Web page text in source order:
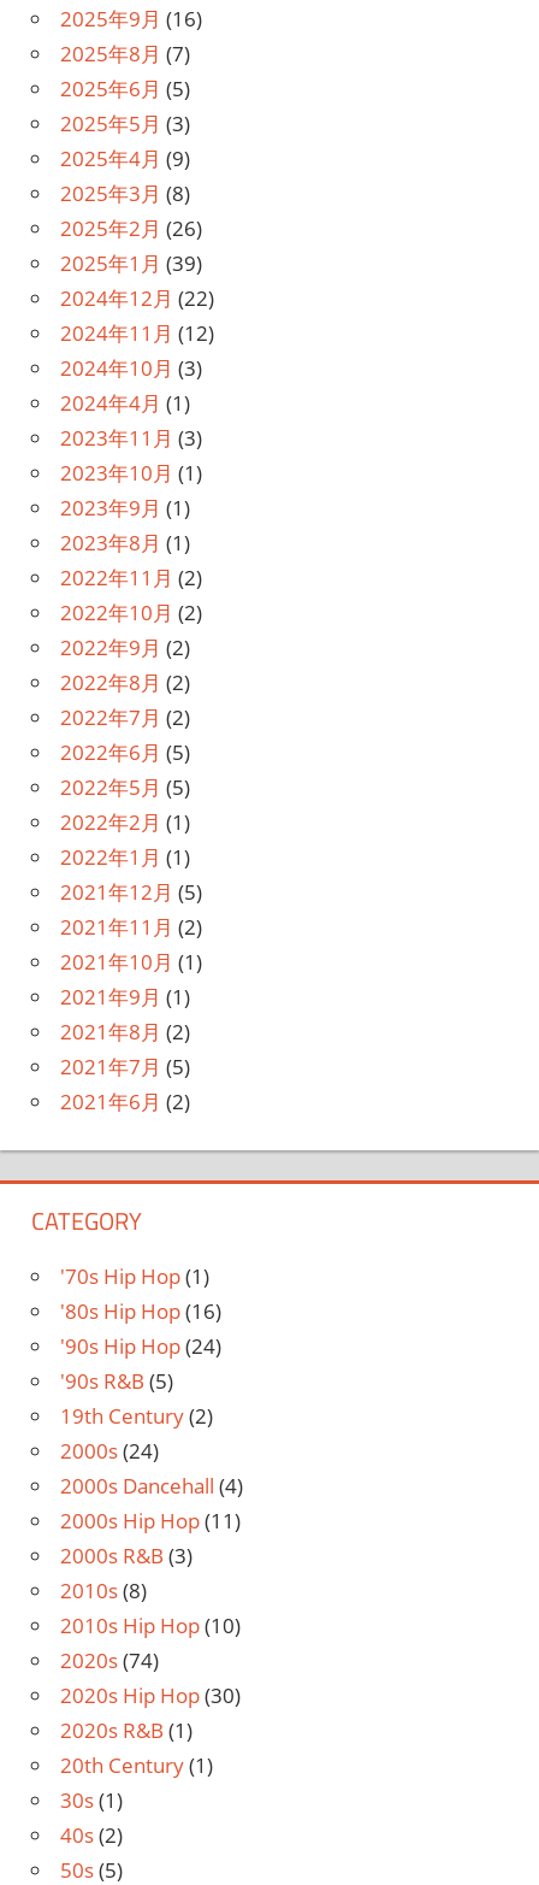
2025年9月 (16)
2025年8月 (7)
2025年6月 (5)
2025年5月 (3)
2025年4月 (9)
2025年3月 (8)
2025年2月 (26)
2025年1月 (39)
2024年12月 (22)
2024年11月 (12)
2024年10月 (3)
2024年4月 (1)
2023年11月 (3)
2023年10月 (1)
2023年9月 (1)
2023年8月 (1)
2022年11月 (2)
2022年10月 (2)
2022年9月 (2)
2022年8月 (2)
2022年7月 (2)
2022年6月 (5)
2022年5月 (5)
2022年2月 (1)
2022年1月 (1)
2021年12月 (5)
2021年11月 (2)
2021年10月 (1)
2021年9月 (1)
2021年8月 (2)
2021年7月 (5)
2021年6月 (2)
CATEGORY
'70s Hip Hop(1)
'80s Hip Hop(16)
'90s Hip Hop(24)
'90s R&B (5)
19th Century(2)
2000s(24)
2000s Dancehall (4)
2000s Hip Hop(11)
2000s R&B (3)
2010s(8)
2010s Hip Hop(10)
2020s(74)
2020s Hip Hop(30)
2020s R&B (1)
20th Century(1)
30s(1)
40s(2)
50s(5)